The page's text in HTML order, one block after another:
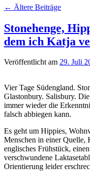
← Ältere Beiträge
Stonehenge,
dem ich Katja
Veröffentlicht am 29. Juli
Vier Tage Südengland.
Glastonbury. Salisbury.
immer wieder die
falsch abbiegen kann.
Es geht um Hippies,
Menschen in einer Quelle,
englisches Frühstück,
verschwundene
Orientierung leider